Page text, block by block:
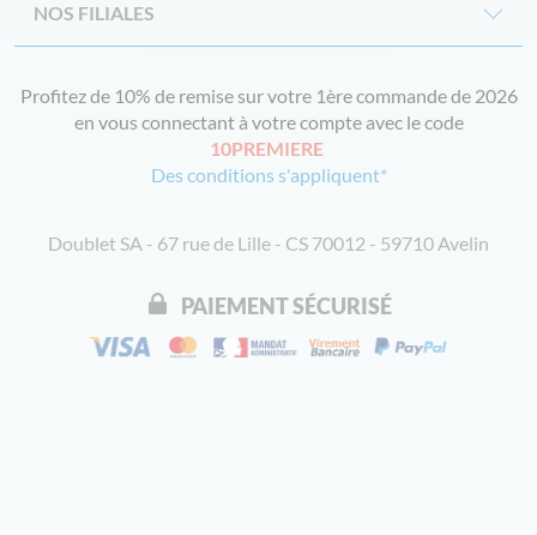
NOS FILIALES
Profitez de 10% de remise sur votre 1ère commande de 2026
en vous connectant à votre compte avec le code
10PREMIERE
Des conditions s'appliquent*
Doublet SA - 67 rue de Lille - CS 70012 - 59710 Avelin
PAIEMENT SÉCURISÉ